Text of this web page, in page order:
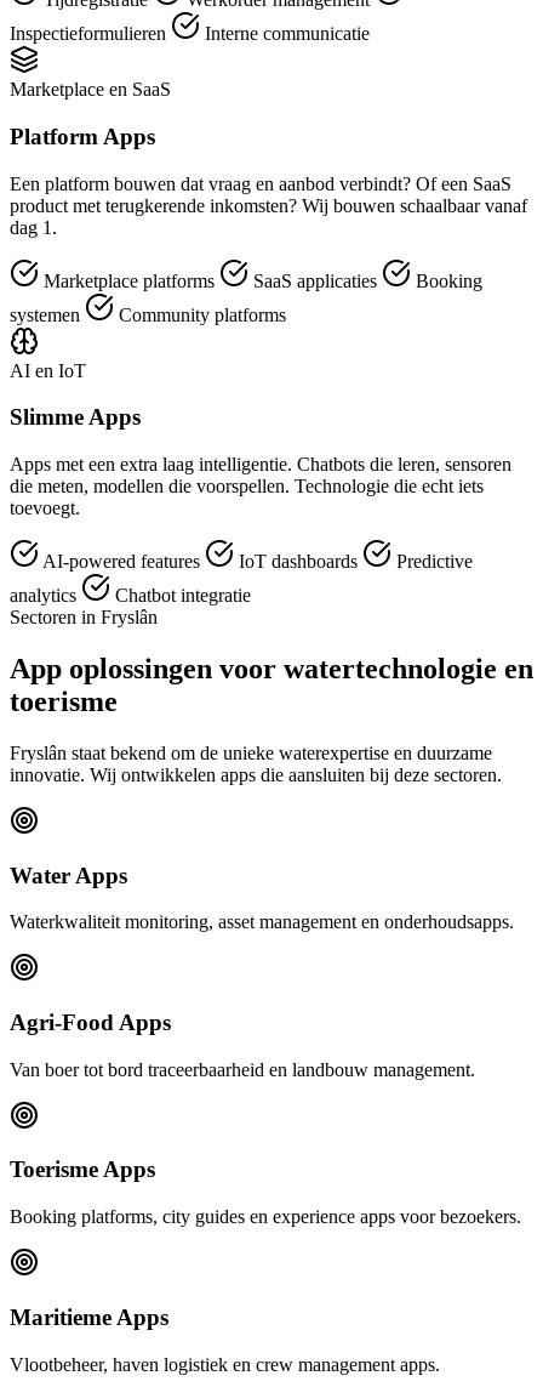
Inspectieformulieren
Interne communicatie
Marketplace en SaaS
Platform Apps
Een platform bouwen dat vraag en aanbod verbindt? Of een SaaS
product met terugkerende inkomsten? Wij bouwen schaalbaar vanaf
dag 1.
Marketplace platforms SaaS applicaties
Booking
systemen
Community platforms
AI en IoT
Slimme Apps
Apps met een extra laag intelligentie. Chatbots die leren, sensoren
die meten, modellen die voorspellen. Technologie die echt iets
toevoegt.
AI-powered features IoT dashboards
Predictive
analytics
Chatbot integratie
Sectoren in Fryslân
App oplossingen voor watertechnologie en
toerisme
Fryslân staat bekend om de unieke waterexpertise en duurzame
innovatie. Wij ontwikkelen apps die aansluiten bij deze sectoren.
Water Apps
Waterkwaliteit monitoring, asset management en onderhoudsapps.
Agri-Food Apps
Van boer tot bord traceerbaarheid en landbouw management.
Toerisme Apps
Booking platforms, city guides en experience apps voor bezoekers.
Maritieme Apps
Vlootbeheer, haven logistiek en crew management apps.